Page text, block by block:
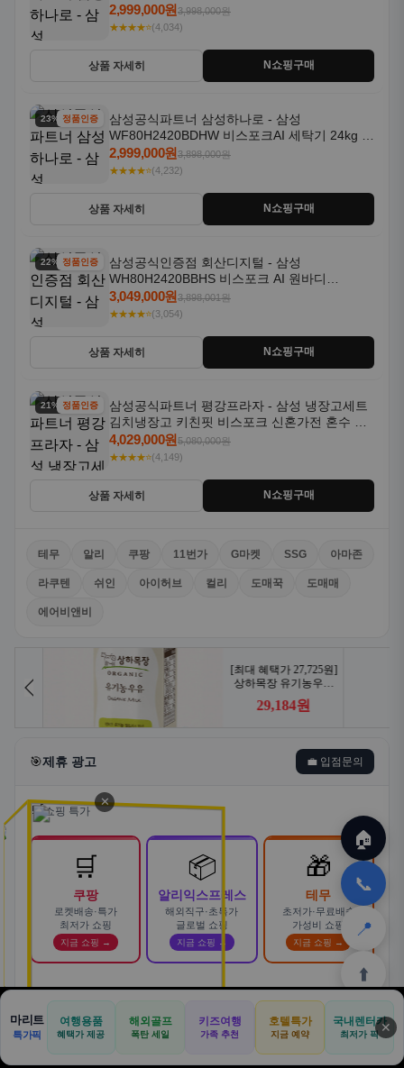
조기 20kg 세제자동투입
2,999,000원3,998,000원
★★★★⭐(4,034)
상품 자세히 N쇼핑구매
23% 할인정품인증
삼성공식파트너 삼성하나로 - 삼성
WF80H2420BDHW 비스포크AI 세탁기 24kg 건
조기 20kg 세제자동투입
2,999,000원3,898,000원
★★★★⭐(4,232)
상품 자세히 N쇼핑구매
22% 할인정품인증
삼성공식인증점 회산디지털 - 삼성
WH80H2420BBHS 비스포크 AI 원바디
24kg+20kg 세제자동투입 1등급
3,049,000원3,898,001원
★★★★⭐(3,054)
상품 자세히 N쇼핑구매
21% 할인정품인증
삼성공식파트너 평강프라자 - 삼성 냉장고세트
김치냉장고 키친핏 비스포크 신혼가전 혼수 입
주가전 빌트인 화이트
4,029,000원5,080,000원
★★★★⭐(4,149)
상품 자세히 N쇼핑구매
테무 알리 쿠팡 11번가 G마켓 SSG 아마존
라쿠텐 쉬인 아이허브 컬리 도매꾹 도매매
에어비앤비
🎯제휴 광고 💼 입점문의
🛒쇼핑 특가
🛒
쿠팡
로켓배송·특가
최저가 쇼핑
지금 쇼핑 →
📦
알리익스프레스
해외직구·초특가
글로벌 쇼핑
지금 쇼핑 →
🎁
테무
초저가·무료배송
가성비 쇼핑
지금 쇼핑 →
🚗
합리적으로
AD
카슐랭 · 신차 장기렌트 · 리스 · 월 렌탈료 비교
바로가기 →
🏠
✈️
공항
⛳
📋
🛒
쿠팡
🎁
테무
🏠
📞
📍
⬆️
🏠 📝
견적
🚐
기사등록
🛒
아마존
✕
마리트
특가픽
여행용품
혜택가 제공
해외골프
폭탄 세일
키즈여행
가족 추천
호텔특가
지금 예약
국내렌터카
최저가 픽 ✕